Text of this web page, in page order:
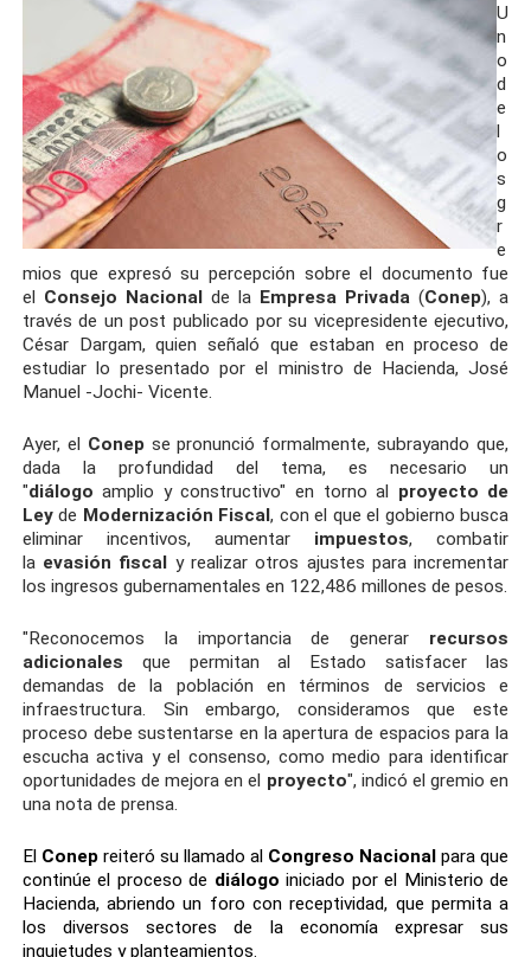
U
n
o
d
e
l
o
s
g
r
e
mios que expresó su percepción sobre el documento fue
el Consejo Nacionalde la Empresa Privada (Conep), a
través de un post publicado por su vicepresidente ejecutivo,
César Dargam, quien señaló que estaban en proceso de
estudiar lo presentado por el ministro de Hacienda, José
Manuel -Jochi- Vicente.
Ayer, el Conepse pronunció formalmente, subrayando que,
dada la profundidad del tema, es necesario un
"diálogo amplio y constructivo" en torno al proyecto de
Leyde Modernización Fiscal, con el que el gobierno busca
eliminar incentivos, aumentar impuestos, combatir
la evasión fiscal y realizar otros ajustes para incrementar
los ingresos gubernamentales en 122,486 millones de pesos.
"Reconocemos la importancia de generar recursos
adicionales que permitan al Estado satisfacer las
demandas de la población en términos de servicios e
infraestructura. Sin embargo, consideramos que este
proceso debe sustentarse en la apertura de espacios para la
escucha activa y el consenso, como medio para identificar
oportunidades de mejora en el proyecto", indicó el gremio en
una nota de prensa.
El Conep reiteró su llamado al Congreso Nacional para que
continúe el proceso de diálogo iniciado por el Ministerio de
Hacienda, abriendo un foro con receptividad, que permita a
los diversos sectores de la economía expresar sus
inquietudes y planteamientos.